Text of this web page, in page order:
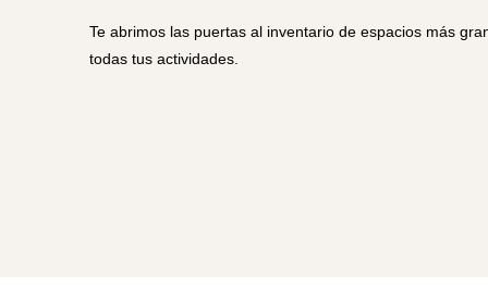
Te abrimos las puertas al inventario de espacios más
todas tus actividades.